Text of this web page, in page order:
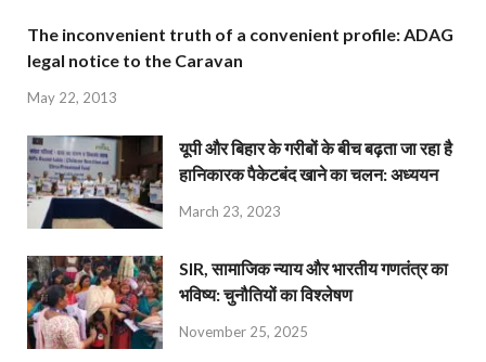
The inconvenient truth of a convenient profile: ADAG
legal notice to the Caravan
May 22, 2013
यूपी और बिहार के गरीबों के बीच बढ़ता जा रहा है
हानिकारक पैकेटबंद खाने का चलन: अध्ययन
March 23, 2023
SIR, सामाजिक न्याय और भारतीय गणतंत्र का
भविष्य: चुनौतियों का विश्लेषण
November 25, 2025